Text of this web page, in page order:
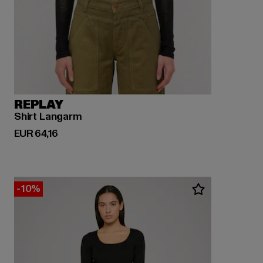
REPLAY
Shirt Langarm
EUR 64,16
Derzeitiger Preis: EUR 64,16
-10%